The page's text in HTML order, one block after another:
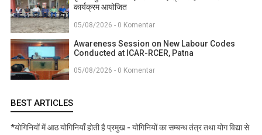
कार्यक्रम आयोजित
05/08/2026 - 0 Komentar
Awareness Session on New Labour Codes
Conducted at ICAR-RCER, Patna
05/08/2026 - 0 Komentar
BEST ARTICLES
*योगिनियों में आठ योगिनियाँ होती है प्रमुख - योगिनियों का सम्बन्ध तंत्र तथा योग विद्या से